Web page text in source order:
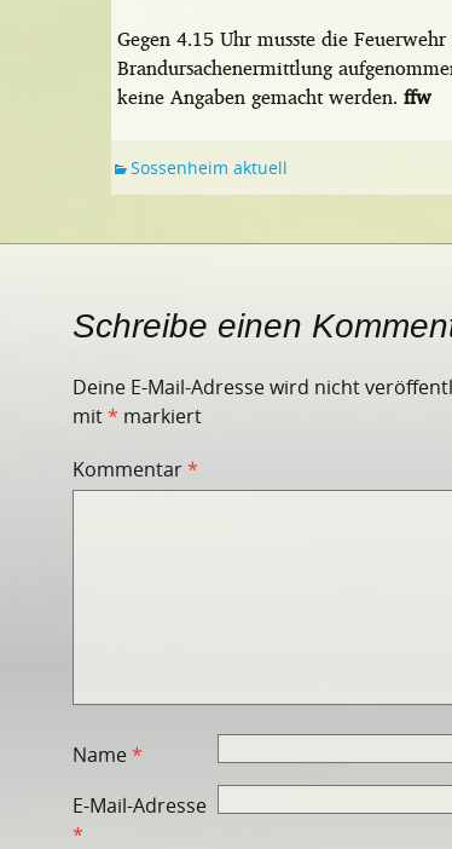
Gegen 4.15 Uhr musste die
Brandursachenermittlung
keine Angaben gemacht werden. ffw
Sossenheim aktuell
Schreibe einen
Deine E-Mail-Adresse wird nicht
mit* markiert
Kommentar*
Name*
E-Mail-Adresse
*